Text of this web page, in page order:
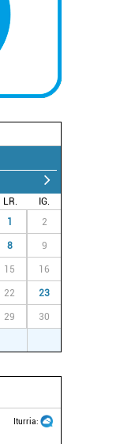
LR.
IG.
1 2
8 9
15 16
22 23
29 30
Iturria: